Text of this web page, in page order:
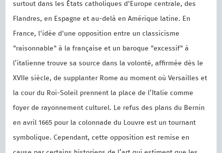
surtout dans les États catholiques d'Europe centrale, des
Flandres, en Espagne et au-delà en Amérique latine. En
France, l'idée d'une opposition entre un classicisme
"raisonnable" à la française et un baroque "excessif" à
l’italienne trouve sa source dans la volonté, affirmée dès le
XVIIe siècle, de supplanter Rome au moment où Versailles et
la cour du Roi-Soleil prennent la place de l’Italie comme
foyer de rayonnement culturel. Le refus des plans du Bernin
en avril 1665 pour la colonnade du Louvre est un tournant
symbolique. Cependant, cette opposition est remise en